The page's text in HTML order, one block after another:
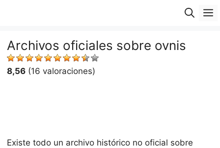
Archivos oficiales sobre ovnis
8,56 (16 valoraciones)
Existe todo un archivo histórico no oficial sobre